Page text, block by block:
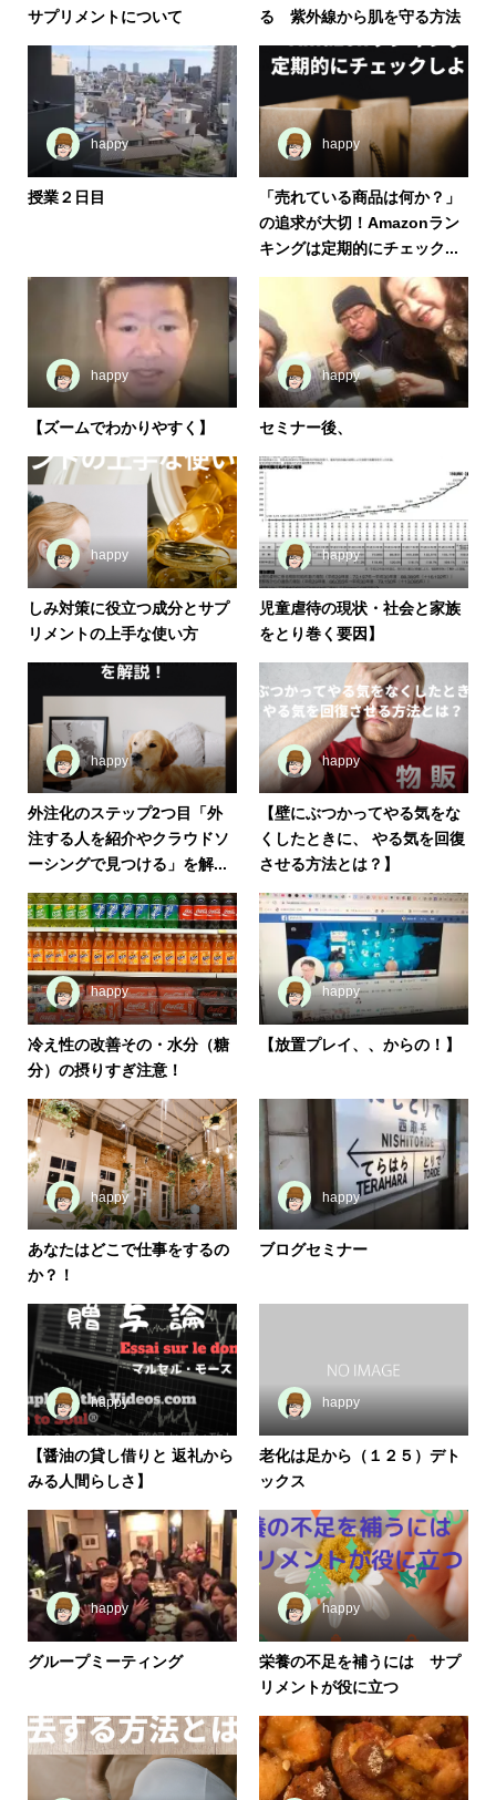
サプリメントについて る 紫外線から肌を守る方法
happy
授業２日目
happy
「売れている商品は何か？」
の追求が大切！Amazonラン
キングは定期的にチェック...
happy
【ズームでわかりやすく】
happy
セミナー後、
happy
しみ対策に役立つ成分とサプ
リメントの上手な使い方
happy
児童虐待の現状・社会と家族
をとり巻く要因】
happy
外注化のステップ2つ目「外
注する人を紹介やクラウドソ
ーシングで見つける」を解...
happy
【壁にぶつかってやる気をな
くしたときに、 やる気を回復
させる方法とは？】
happy
冷え性の改善その・水分（糖
分）の摂りすぎ注意！
happy
【放置プレイ、、からの！】
happy
あなたはどこで仕事をするの
か？！
happy
ブログセミナー
happy
【醤油の貸し借りと 返礼から
みる人間らしさ】
happy
老化は足から（１２５）デト
ックス
happy
グループミーティング
happy
栄養の不足を補うには サプ
リメントが役に立つ